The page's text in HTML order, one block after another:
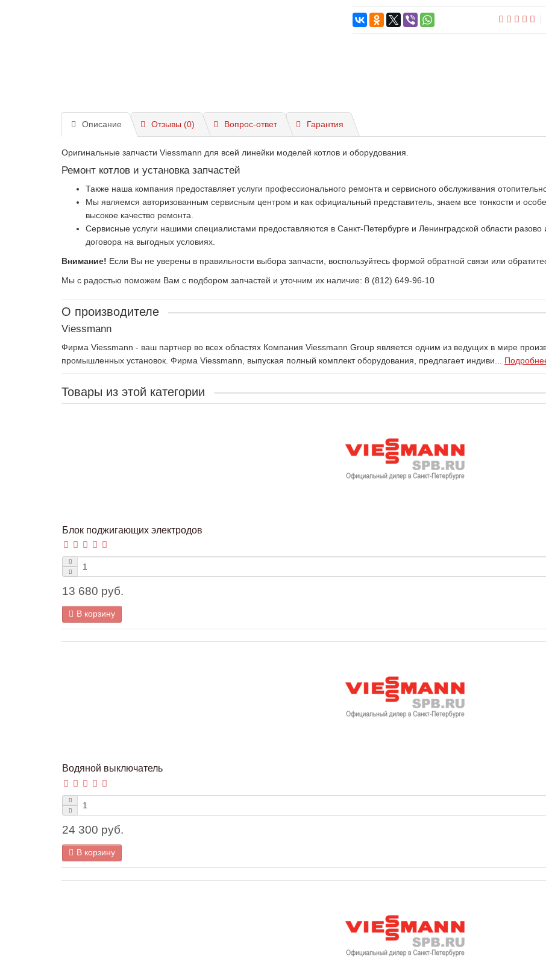
Описание Отзывы (0) Вопрос-ответ Гарантия
Оригинальные запчасти Viessmann для всей линейки моделей котлов и оборудования.
Ремонт котлов и установка запчастей
Также наша компания предоставляет услуги профессионального ремонта и сервисного обслуживания
Мы являемся авторизованным сервисным центром и как официальный представитель, знаем все тонкости и
высокое качество ремонта.
Сервисные услуги нашими специалистами предоставляются в Санкт-Петербурге и Ленинградской области
договора на выгодных условиях.
Внимание! Если Вы не уверены в правильности выбора запчасти, воспользуйтесь формой обратной связи или
Мы с радостью поможем Вам с подбором запчастей и уточним их наличие: 8 (812) 649-96-10
О производителе
Viessmann
Фирма Viessmann - ваш партнер во всех областях Компания Viessmann Group является одним из ведущих в мире
промышленных установок. Фирма Viessmann, выпуская полный комплект оборудования, предлагает индиви...
Товары из этой категории
Блок поджигающих электродов
13 680 руб.
В корзину
Водяной выключатель
24 300 руб.
В корзину